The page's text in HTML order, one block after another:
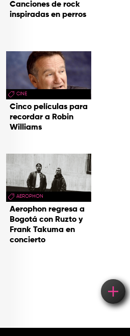
Canciones de rock
inspiradas en perros
CINE
Cinco películas para
recordar a Robin
Williams
AEROPHON
Aerophon regresa a
Bogotá con Ruzto y
Frank Takuma en
concierto